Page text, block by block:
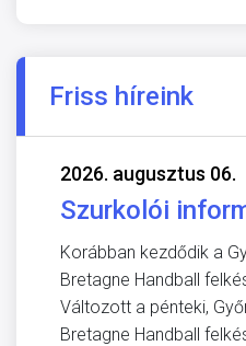
Friss híreink
2026. augusztus 06.
Szurkolói
Korábban kezdődik a
Bretagne Handball
Változott a pénteki,
Bretagne Handball